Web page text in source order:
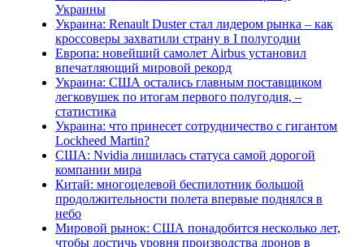
Украины
Украина: Renault Duster стал лидером рынка – как
кроссоверы захватили страну в I полугодии
Европа: новейший самолет Airbus установил
впечатляющий мировой рекорд
Украина: США остались главным поставщиком
легковушек по итогам первого полугодия, –
статистика
Украина: что принесет сотрудничество с гигантом
Lockheed Martin?
США: Nvidia лишилась статуса самой дорогой
компании мира
Китай: многоцелевой беспилотник большой
продолжительности полета впервые поднялся в
небо
Мировой рынок: США понадобится несколько лет,
чтобы достичь уровня производства дронов в